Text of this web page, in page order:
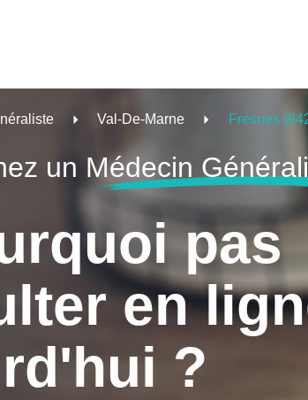
Val-De-Marne Fresnes
un Médecin
pas
en
?